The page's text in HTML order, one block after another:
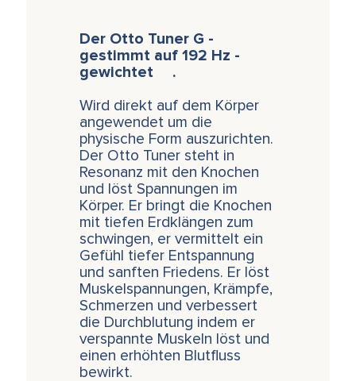
Der Otto Tuner G -
gestimmt auf 192 Hz -
gewichtet .
Wird direkt auf dem Körper
angewendet um die
physische Form auszurichten.
Der Otto Tuner steht in
Resonanz mit den Knochen
und löst Spannungen im
Körper. Er bringt die Knochen
mit tiefen Erdklängen zum
schwingen, er vermittelt ein
Gefühl tiefer Entspannung
und sanften Friedens. Er löst
Muskelspannungen, Krämpfe,
Schmerzen und verbessert
die Durchblutung indem er
verspannte Muskeln löst und
einen erhöhten Blutfluss
bewirkt.